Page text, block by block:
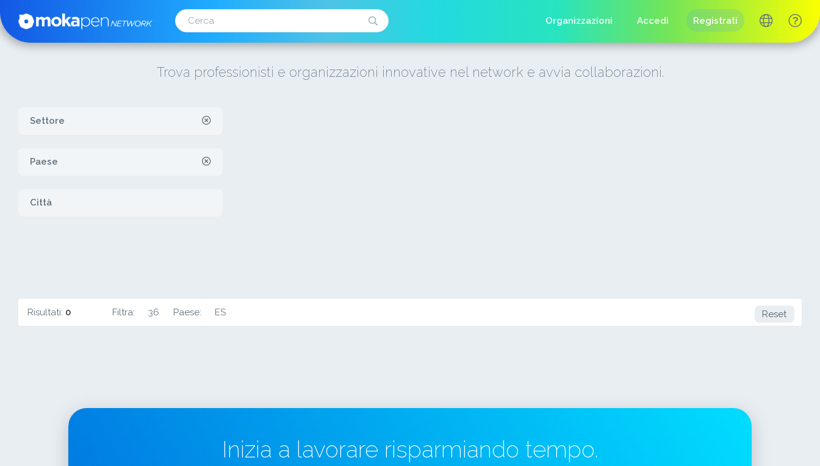
Organizzazioni Accedi Registrati
Trova professionisti e organizzazioni innovative nel network e avvia collaborazioni.
Settore
Paese
Città
Risultati: 0 Filtra: 36 Paese: ES Reset
Inizia a lavorare risparmiando tempo.